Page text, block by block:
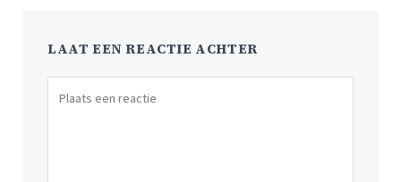
LAAT EEN REACTIE ACHTER